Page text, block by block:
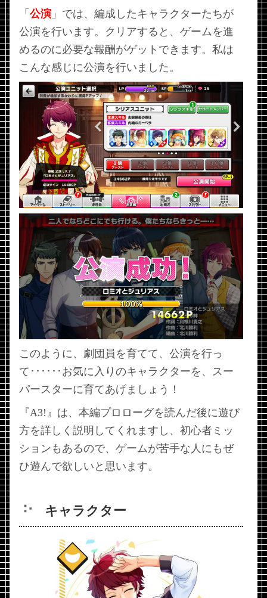
「 公演 」では、編成したキャラクターたちが
公演を行います。クリアすると、ゲームを進
めるのに必要な報酬がゲットできます。私は
こんな感じに公演を行いました。
このように、劇団員を育てて、公演を行っ
て･･････お気に入りのキャラクターを、スー
パースターに育てあげましょう！
『A3!』は、本編プロローグを読んだ後に遊び
方を詳しく説明してくれますし、初心者ミッ
ションもあるので、ゲームが苦手な人にもぜ
ひ遊んで欲しいと思います。
キャラクター